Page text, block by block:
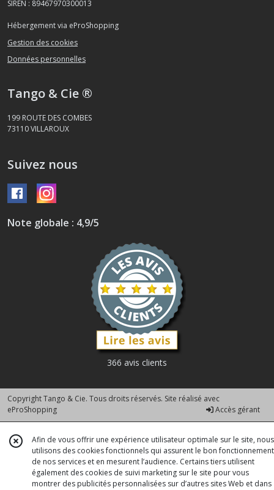
SIREN : 89467970300013
Hébergement via eProShopping
Gestion des cookies
Données personnelles
Tango & Cie ®
199 ROUTE DES COMBES
73110VILLAROUX
Suivez nous
Note globale : 4,9/5
366 avis clients
Copyright Tango & Cie. Tous droits réservés. Site réalisé avec
eProShopping
Accès gérant
Afin de vous offrir une expérience utilisateur optimale sur le site, nous
utilisons des cookies fonctionnels qui assurent le bon fonctionnement
de nos services et en mesurent l’audience. Certains tiers utilisent
également des cookies de suivi marketing sur le site pour vous
montrer des publicités personnalisées sur d’autres sites Web et dans